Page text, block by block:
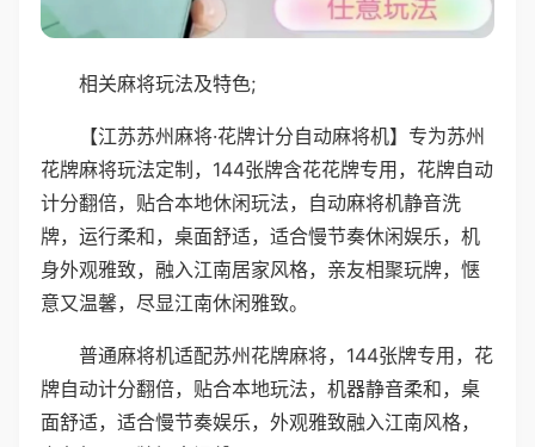
相关麻将玩法及特色;
【江苏苏州麻将·花牌计分自动麻将机】专为苏州
花牌麻将玩法定制，144张牌含花花牌专用，花牌自动
计分翻倍，贴合本地休闲玩法，自动麻将机静音洗
牌，运行柔和，桌面舒适，适合慢节奏休闲娱乐，机
身外观雅致，融入江南居家风格，亲友相聚玩牌，惬
意又温馨，尽显江南休闲雅致。
普通麻将机适配苏州花牌麻将，144张牌专用，花
牌自动计分翻倍，贴合本地玩法，机器静音柔和，桌
面舒适，适合慢节奏娱乐，外观雅致融入江南风格，